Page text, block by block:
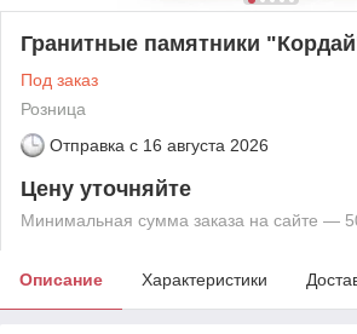
Гранитные памятники
Под заказ
Розница
Отправка с 16 августа 2026
Цену уточняйте
Минимальная сумма заказа на сайте —
Описание Характеристики